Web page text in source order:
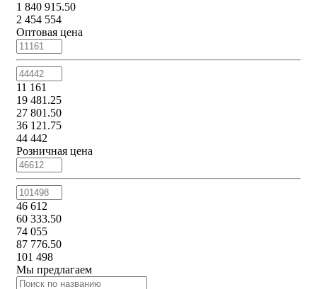
1 840 915.50
2 454 554
Оптовая цена
11 161
19 481.25
27 801.50
36 121.75
44 442
Розничная цена
46 612
60 333.50
74 055
87 776.50
101 498
Мы предлагаем